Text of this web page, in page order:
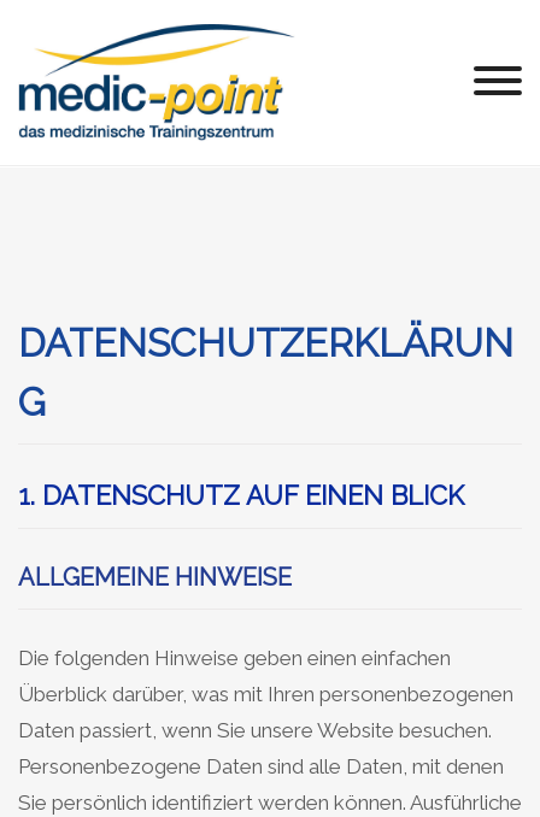
content
DATENSCHUTZERKLÄRUN
G
1. DATENSCHUTZ AUF EINEN BLICK
ALLGEMEINE HINWEISE
Die folgenden Hinweise geben einen einfachen
Überblick darüber, was mit Ihren personenbezogenen
Daten passiert, wenn Sie unsere Website besuchen.
Personenbezogene Daten sind alle Daten, mit denen
Sie persönlich identifiziert werden können. Ausführliche